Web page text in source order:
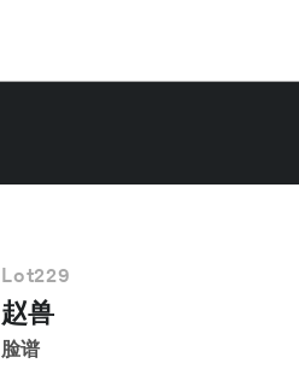
Lot229
赵兽
脸谱